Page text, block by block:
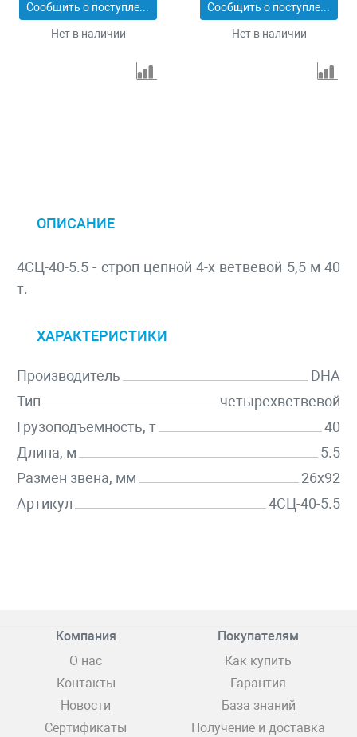
Сообщить о поступлении
Нет в наличии
Сообщить о поступлении
Нет в наличии
ОПИСАНИЕ
4СЦ-40-5.5 - строп цепной 4-х ветвевой 5,5 м 40
т.
ХАРАКТЕРИСТИКИ
Производитель
DHA
Тип
четырехветвевой
Грузоподъемность, т
40
Длина, м
5.5
Размен звена, мм
26х92
Артикул
4СЦ-40-5.5
Компания
О нас
Контакты
Новости
Сертификаты
Покупателям
Как купить
Гарантия
База знаний
Получение и доставка